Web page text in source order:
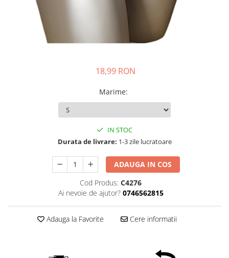
18,99 RON
Marime:
IN STOC
Durata de livrare: 1-3 zile lucratoare
ADAUGA IN COS
Cod Produs: C4276
Ai nevoie de ajutor? 0746562815
Adauga la Favorite Cere informatii